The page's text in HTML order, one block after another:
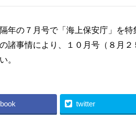
年の７月号で「海上保安庁」を
諸事情により、１０月号（８月
。
twitter